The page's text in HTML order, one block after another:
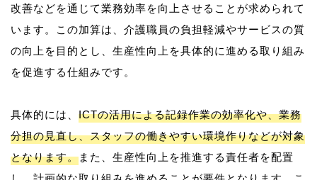
改善などを通じて業務効率を向上させることが求められて
います。この加算は、介護職員の負担軽減やサービスの質
の向上を目的とし、生産性向上を具体的に進める取り組み
を促進する仕組みです。
具体的には、 ICTの活用による記録作業の効率化や、業務
分担の見直し、スタッフの働きやすい環境作りなどが対象
となります。また、生産性向上を推進する責任者を配置